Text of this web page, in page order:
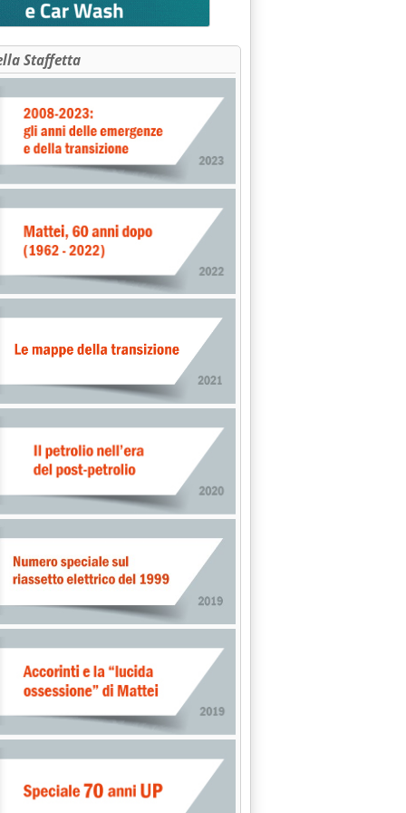
RAFFINERIA MIDOR SE AGIP E REPSOL SI RITIRANO'
1997 alle 0.0.
58 LOTTI IN VENDITA'
Staffetta